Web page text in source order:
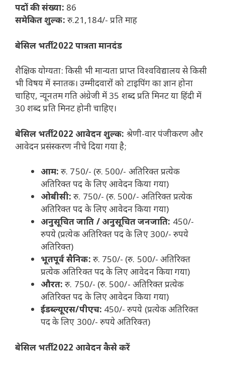
पदों की संख्या: 86
समेकित शुल्क: रु.21,184/- प्रति माह
बेसिल भर्ती 2022 पात्रता मानदंड
शैक्षिक योग्यता: किसी भी मान्यता प्राप्त विश्वविद्यालय से किसी
भी विषय में स्नातक। उम्मीदवारों को टाइपिंग का ज्ञान होना
चाहिए, न्यूनतम गति अंग्रेजी में 35 शब्द प्रति मिनट या हिंदी में
30 शब्द प्रति मिनट होनी चाहिए।
बेसिल भर्ती 2022 आवेदन शुल्क: श्रेणी-वार पंजीकरण और
आवेदन प्रसंस्करण नीचे दिया गया है;
आम:रु. 750/- (रु. 500/- अतिरिक्त प्रत्येक
अतिरिक्त पद के लिए आवेदन किया गया)
ओबीसी: रु. 750/- (रु. 500/- अतिरिक्त प्रत्येक
अतिरिक्त पद के लिए आवेदन किया गया)
अनुसूचित जाति / अनुसूचित जनजाति: 450/-
रुपये (प्रत्येक अतिरिक्त पद के लिए 300/- रुपये
अतिरिक्त)
भूतपूर्व सैनिक: रु. 750/- (रु. 500/- अतिरिक्त
प्रत्येक अतिरिक्त पद के लिए आवेदन किया गया)
औरत: रु. 750/- (रु. 500/- अतिरिक्त प्रत्येक
अतिरिक्त पद के लिए आवेदन किया गया)
ईडब्ल्यूएस/पीएच: 450/- रुपये (प्रत्येक अतिरिक्त
पद के लिए 300/- रुपये अतिरिक्त)
बेसिल भर्ती 2022 आवेदन कैसे करें